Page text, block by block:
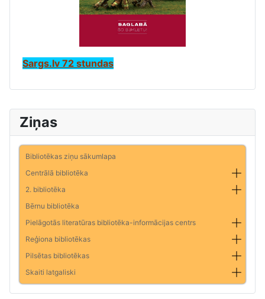
Ziņas
Bibliotēkas ziņu sākumlapa
Centrālā bibliotēka
2. bibliotēka
Bērnu bibliotēka
Pielāgotās literatūras bibliotēka-informācijas centrs
Reģiona bibliotēkas
Pilsētas bibliotēkas
Skaiti latgaliski
Sargs.lv 72 stundas